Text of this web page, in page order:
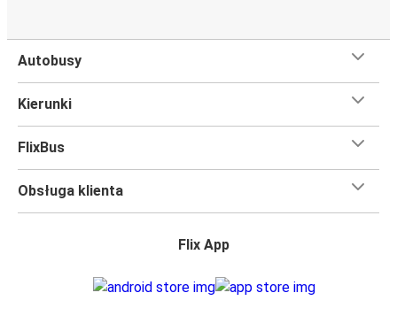
Autobusy
Kierunki
FlixBus
Obsługa klienta
Flix App